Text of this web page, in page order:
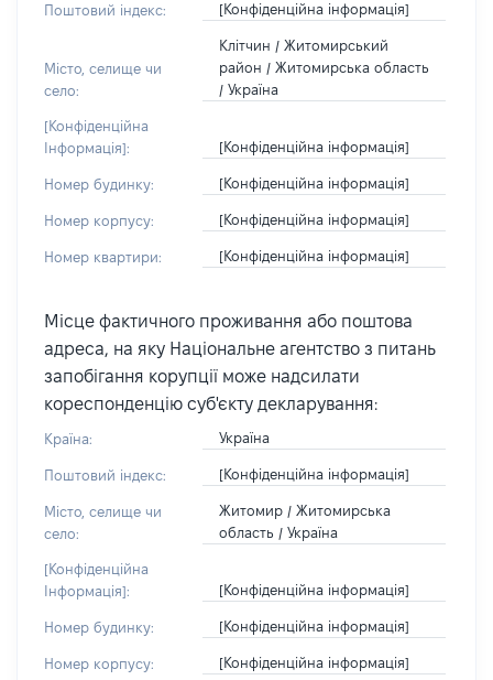
Поштовий індекс: [Конфіденційна інформація]
Місто, селище чи
село:
Клітчин / Житомирський
район / Житомирська область
/ Україна
[Конфіденційна
Інформація]:
[Конфіденційна інформація]
Номер будинку: [Конфіденційна інформація]
Номер корпусу: [Конфіденційна інформація]
Номер квартири: [Конфіденційна інформація]
Місце фактичного проживання або поштова
адреса, на яку Національне агентство з питань
запобігання корупції може надсилати
кореспонденцію суб'єкту декларування:
Країна: Україна
Поштовий індекс: [Конфіденційна інформація]
Місто, селище чи
село:
Житомир / Житомирська
область / Україна
[Конфіденційна
Інформація]:
[Конфіденційна інформація]
Номер будинку: [Конфіденційна інформація]
Номер корпусу: [Конфіденційна інформація]